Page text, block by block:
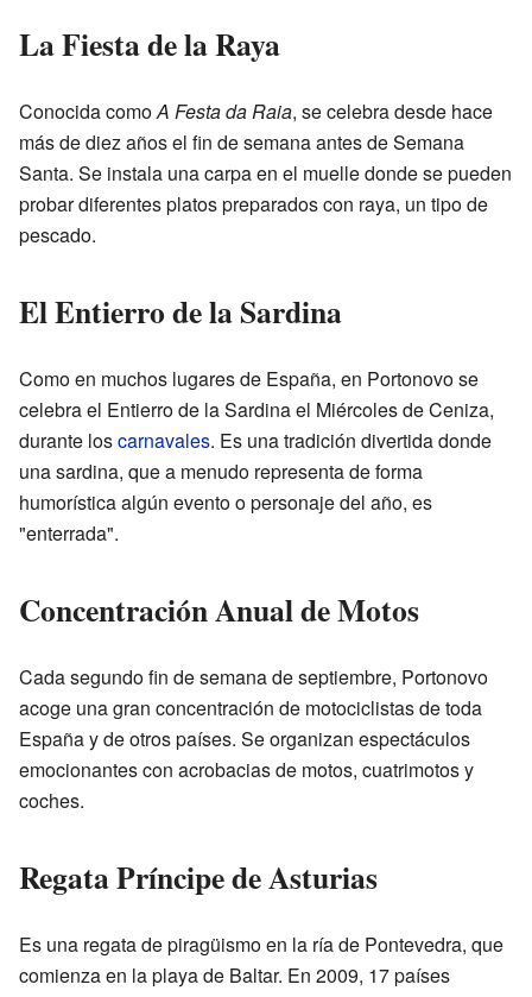
La Fiesta de la Raya
Conocida comoA Festa da Raia, se celebra desde hace
más de diez años el fin de semana antes de Semana
Santa. Se instala una carpa en el muelle donde se pueden
probar diferentes platos preparados con raya, un tipo de
pescado.
El Entierro de la Sardina
Como en muchos lugares de España, en Portonovo se
celebra el Entierro de la Sardina el Miércoles de Ceniza,
durante loscarnavales. Es una tradición divertida donde
una sardina, que a menudo representa de forma
humorística algún evento o personaje del año, es
"enterrada".
Concentración Anual de Motos
Cada segundo fin de semana de septiembre, Portonovo
acoge una gran concentración de motociclistas de toda
España y de otros países. Se organizan espectáculos
emocionantes con acrobacias de motos, cuatrimotos y
coches.
Regata Príncipe de Asturias
Es una regata de piragüismo en la ría de Pontevedra, que
comienza en la playa de Baltar. En 2009, 17 países